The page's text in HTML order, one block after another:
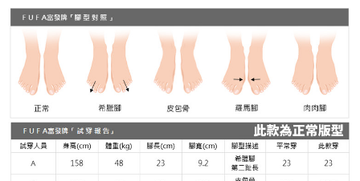
任。
時審查核予不同之上限額度；若仍有額度不足之情形，本公司將視審查結果
請求用戶進行身份認證。
５．嚴禁一人註冊多個帳號或使用他人資訊註冊。若發現惡意使用之情形，
恩沛科技股份有限公司將有權停止該用戶之使用額度並採取法律行動。